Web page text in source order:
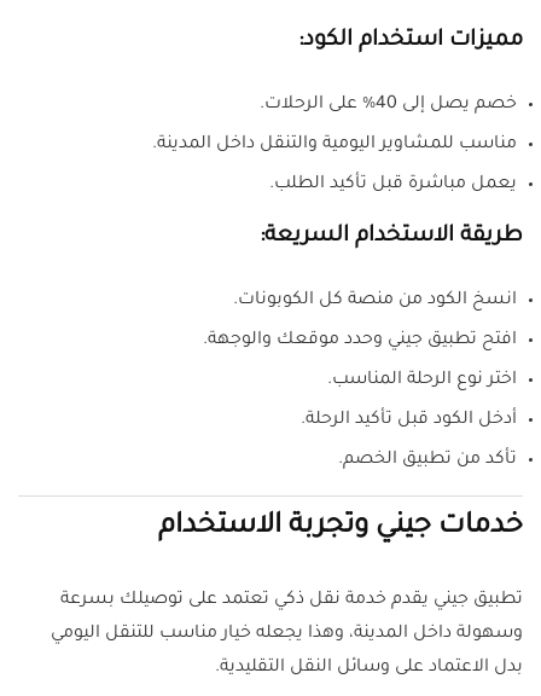
مميزات استخدام الكود:
خصم يصل إلى 40% على الرحلات.
مناسب للمشاوير اليومية والتنقل داخل المدينة.
يعمل مباشرة قبل تأكيد الطلب.
طريقة الاستخدام السريعة:
انسخ الكود من منصة كل الكوبونات.
افتح تطبيق جيني وحدد موقعك والوجهة.
اختر نوع الرحلة المناسب.
أدخل الكود قبل تأكيد الرحلة.
تأكد من تطبيق الخصم.
خدمات جيني وتجربة الاستخدام
تطبيق جيني يقدم خدمة نقل ذكي تعتمد على توصيلك بسرعة
وسهولة داخل المدينة، وهذا يجعله خيار مناسب للتنقل اليومي
بدل الاعتماد على وسائل النقل التقليدية.